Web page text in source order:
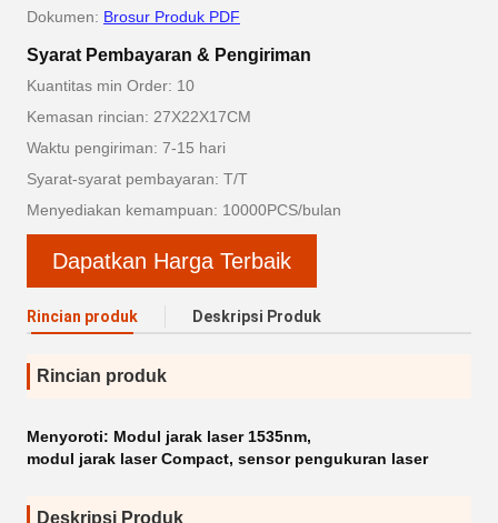
Dokumen: Brosur Produk PDF
Syarat Pembayaran & Pengiriman
Kuantitas min Order: 10
Kemasan rincian: 27X22X17CM
Waktu pengiriman: 7-15 hari
Syarat-syarat pembayaran: T/T
Menyediakan kemampuan: 10000PCS/bulan
Dapatkan Harga Terbaik
Rincian produk Deskripsi Produk
Rincian produk
Menyoroti: Modul jarak laser 1535nm,
modul jarak laser Compact, sensor pengukuran laser
Deskripsi Produk